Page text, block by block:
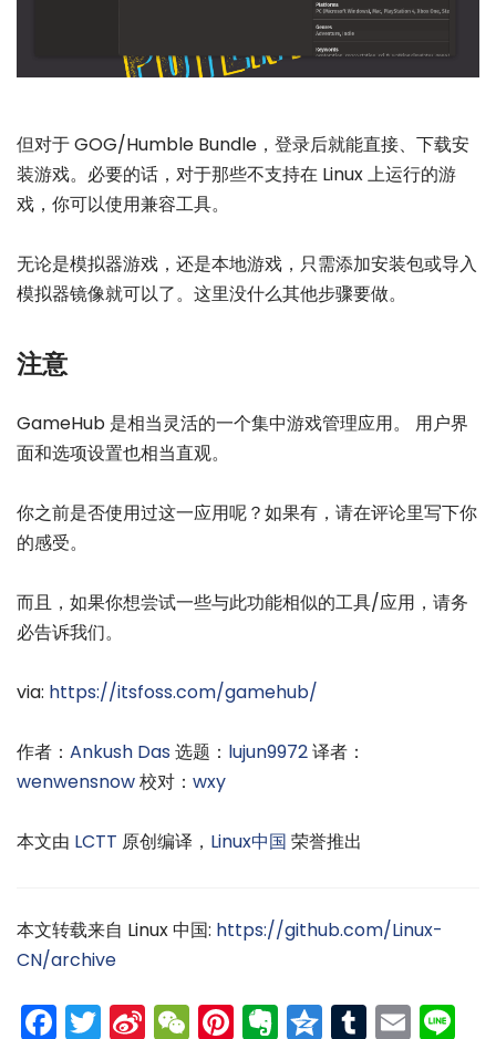
但对于 GOG/Humble Bundle，登录后就能直接、下载安
装游戏。必要的话，对于那些不支持在 Linux 上运行的游
戏，你可以使用兼容工具。
无论是模拟器游戏，还是本地游戏，只需添加安装包或导入
模拟器镜像就可以了。这里没什么其他步骤要做。
注意
GameHub 是相当灵活的一个集中游戏管理应用。 用户界
面和选项设置也相当直观。
你之前是否使用过这一应用呢？如果有，请在评论里写下你
的感受。
而且，如果你想尝试一些与此功能相似的工具/应用，请务
必告诉我们。
via: https://itsfoss.com/gamehub/
作者： Ankush Das 选题： lujun9972译者：
wenwensnow校对： wxy
本文由 LCTT 原创编译， Linux中国 荣誉推出
本文转载来自 Linux 中国: https://github.com/Linux-
CN/archive
Facebook
Twitter
SinaWeChat
Pinterest
Evernote
Qzone
Tumblr